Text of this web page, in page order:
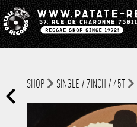
SHOP SINGLE / 7INCH / 45T